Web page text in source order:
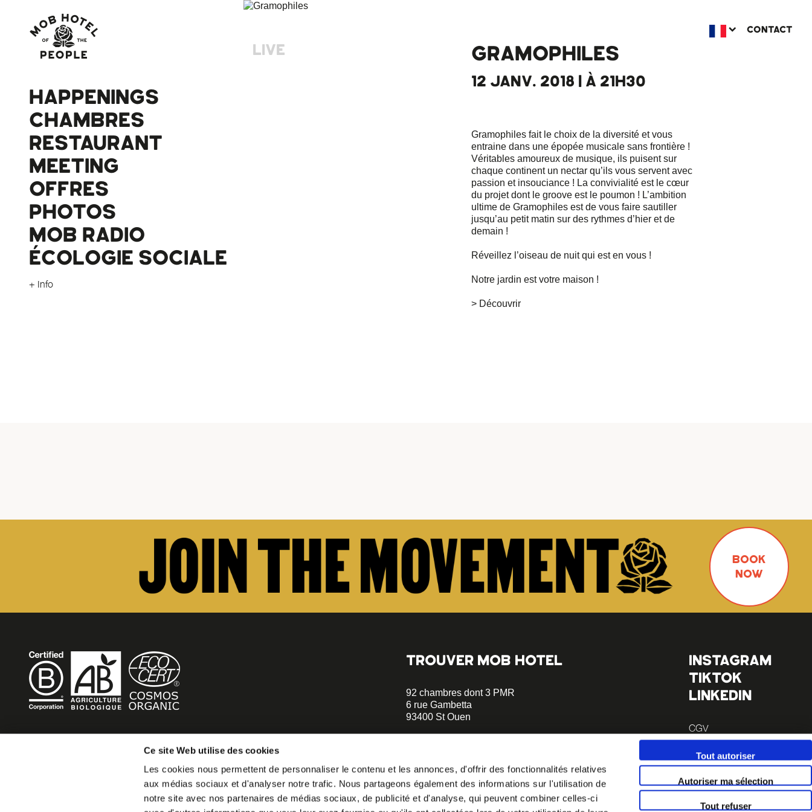
Ce site Web utilise des cookies
Les cookies nous permettent de personnaliser le contenu et les annonces, d'offrir des fonctionnalités relatives
aux médias sociaux et d'analyser notre trafic. Nous partageons également des informations sur l'utilisation de
notre site avec nos partenaires de médias sociaux, de publicité et d'analyse, qui peuvent combiner celles-ci
Tout autoriser
Autoriser ma sélection
Tout refuser
HAPPENINGS
CHAMBRES
RESTAURANT
MEETING
OFFRES
PHOTOS
MOB RADIO
ÉCOLOGIE SOCIALE
+ Info
CONTACT
GRAMOPHILES
12 JANV. 2018 | À 21H30
LIVE
Gramophiles fait le choix de la diversité et vous
entraine dans une épopée musicale sans frontière !
Véritables amoureux de musique, ils puisent sur
chaque continent un nectar qu’ils vous servent avec
passion et insouciance ! La convivialité est le cœur
du projet dont le groove est le poumon ! L’ambition
ultime de Gramophiles est de vous faire sautiller
jusqu’au petit matin sur des rythmes d’hier et de
demain !
Réveillez l’oiseau de nuit qui est en vous !
Notre jardin est votre maison !
> Découvrir
BOOK
NOW
BECOME MOB
MOB HOTEL se développe en un véritable mouvement coopératif.
Vous souhaitez créer votre MOB HOTEL et prendre part à notre
TROUVER MOB HOTEL
92 chambres dont 3 PMR
6 rue Gambetta
93400 St Ouen
Métro Garibaldi - Ligne 13 (à 5 minutes)
Métro Mairie de St Ouen - Ligne 14 (à 10
minutes)
INSTAGRAM
TIKTOK
LINKEDIN
CGV
Mentions légales